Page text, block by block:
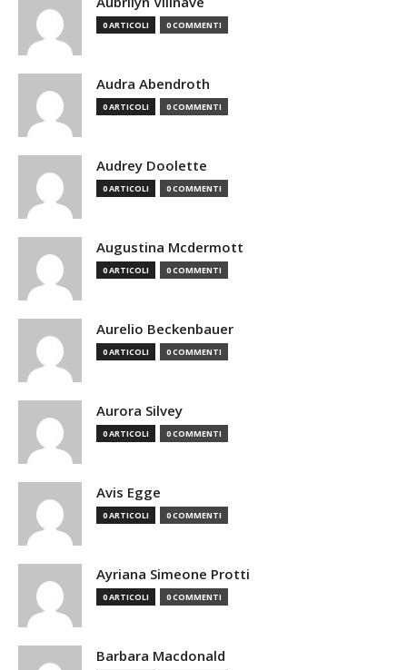
0 ARTICOLI 0 COMMENTI
Audra Abendroth
0 ARTICOLI 0 COMMENTI
Audrey Doolette
0 ARTICOLI 0 COMMENTI
Augustina Mcdermott
0 ARTICOLI 0 COMMENTI
Aurelio Beckenbauer
0 ARTICOLI 0 COMMENTI
Aurora Silvey
0 ARTICOLI 0 COMMENTI
Avis Egge
0 ARTICOLI 0 COMMENTI
Ayriana Simeone Protti
0 ARTICOLI 0 COMMENTI
Barbara Macdonald